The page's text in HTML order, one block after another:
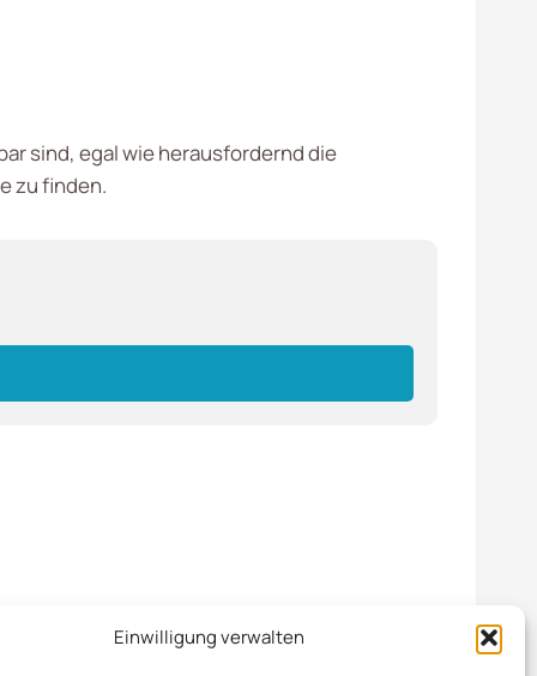
Einwilligung verwalten
sind, egal wie herausfordernd die
zu finden.